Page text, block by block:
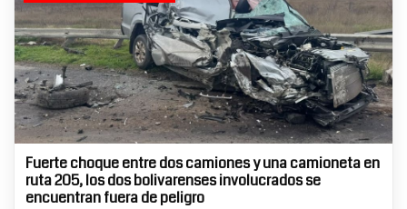
Fuerte choque entre dos camiones y una camioneta en
ruta 205, los dos bolivarenses involucrados se
encuentran fuera de peligro